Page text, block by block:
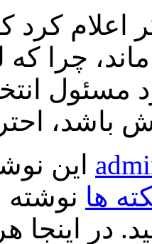
اعلام
چرا
مسئول
ها
در اینجا